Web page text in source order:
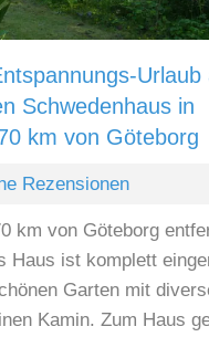
Urlaub
Schwedenhaus in
km von Göteborg
Rezensionen
km von Göteborg
Haus ist komplett
Garten mit
Kamin. Zum Haus